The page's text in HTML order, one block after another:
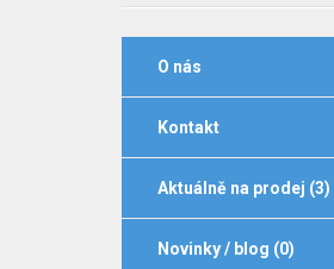
O nás
Kontakt
Aktuálně na prodej (3)
Novinky / blog (0)